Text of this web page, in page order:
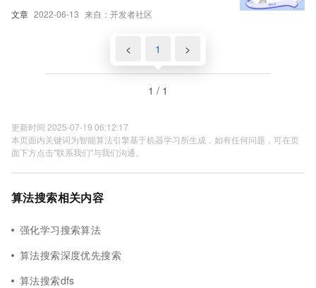
文章 2022-06-13 来自：开发者社区
< 1 >
1 / 1
更新时间 2025-07-19 06:12:17
本页面内关键词为智能算法引擎基于机器学习所生成，如有任何问题，可在页
面下方点击"联系我们"与我们沟通。
算法搜索相关内容
强化学习搜索算法
算法搜索深度优先搜索
算法搜索dfs